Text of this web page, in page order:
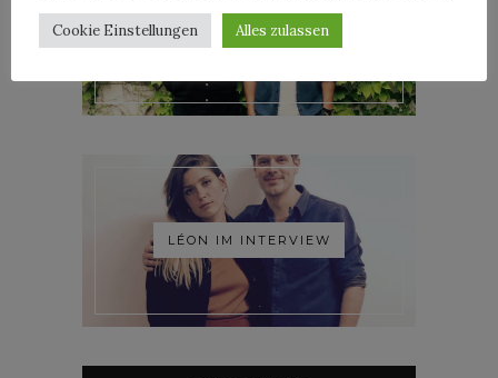
ROOSEVELT IM INTERVIEW
LÉON IM INTERVIEW
Cookie Einstellungen Alles zulassen